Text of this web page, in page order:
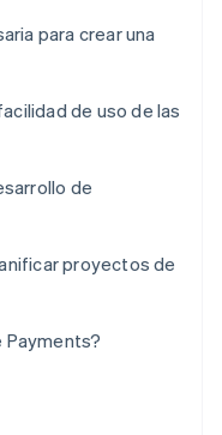
para crear una
de uso de las
de
proyectos de
Payments?